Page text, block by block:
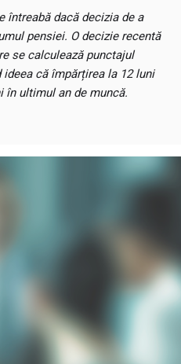
întreabă dacă decizia de a
pensiei. O decizie recentă
se calculează punctajul
că împărțirea la 12 luni
în ultimul an de muncă.